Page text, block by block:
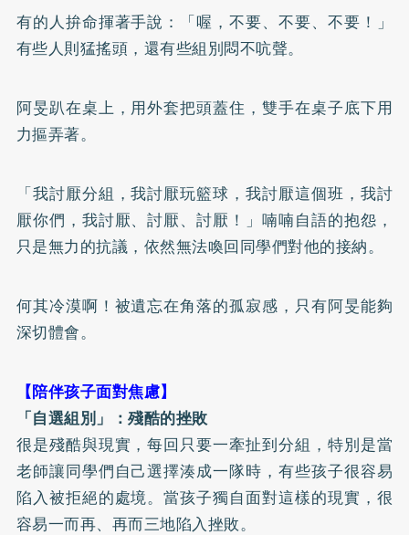
有的人拚命揮著手說：「喔，不要、不要、不要！」
有些人則猛搖頭，還有些組別悶不吭聲。
阿旻趴在桌上，用外套把頭蓋住，雙手在桌子底下用
力摳弄著。
「我討厭分組，我討厭玩籃球，我討厭這個班，我討
厭你們，我討厭、討厭、討厭！」喃喃自語的抱怨，
只是無力的抗議，依然無法喚回同學們對他的接納。
何其冷漠啊！被遺忘在角落的孤寂感，只有阿旻能夠
深切體會。
【陪伴孩子面對焦慮】
「自選組別」：殘酷的挫敗
很是殘酷與現實，每回只要一牽扯到分組，特別是當
老師讓同學們自己選擇湊成一隊時，有些孩子很容易
陷入被拒絕的處境。當孩子獨自面對這樣的現實，很
容易一而再、再而三地陷入挫敗。